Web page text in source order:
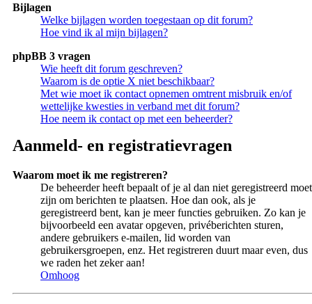
Bijlagen
Welke bijlagen worden toegestaan op dit forum?
Hoe vind ik al mijn bijlagen?
phpBB 3 vragen
Wie heeft dit forum geschreven?
Waarom is de optie X niet beschikbaar?
Met wie moet ik contact opnemen omtrent misbruik en/of
wettelijke kwesties in verband met dit forum?
Hoe neem ik contact op met een beheerder?
Aanmeld- en registratievragen
Waarom moet ik me registreren?
De beheerder heeft bepaalt of je al dan niet geregistreerd moet
zijn om berichten te plaatsen. Hoe dan ook, als je
geregistreerd bent, kan je meer functies gebruiken. Zo kan je
bijvoorbeeld een avatar opgeven, privéberichten sturen,
andere gebruikers e-mailen, lid worden van
gebruikersgroepen, enz. Het registreren duurt maar even, dus
we raden het zeker aan!
Omhoog